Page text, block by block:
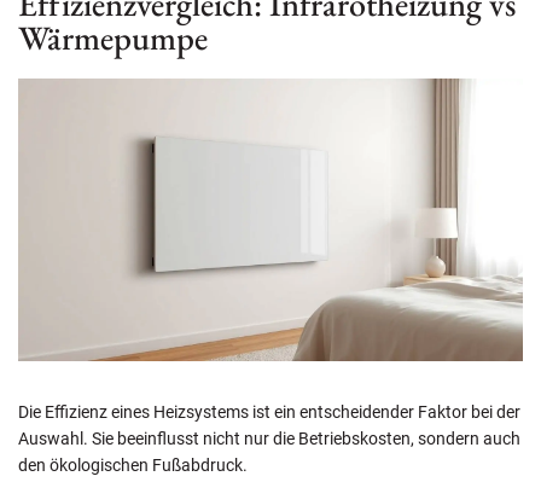
Wärmepumpe
Die Effizienz eines Heizsystems ist ein entscheidender Faktor bei der
Auswahl. Sie beeinflusst nicht nur die Betriebskosten, sondern auch
den ökologischen Fußabdruck.